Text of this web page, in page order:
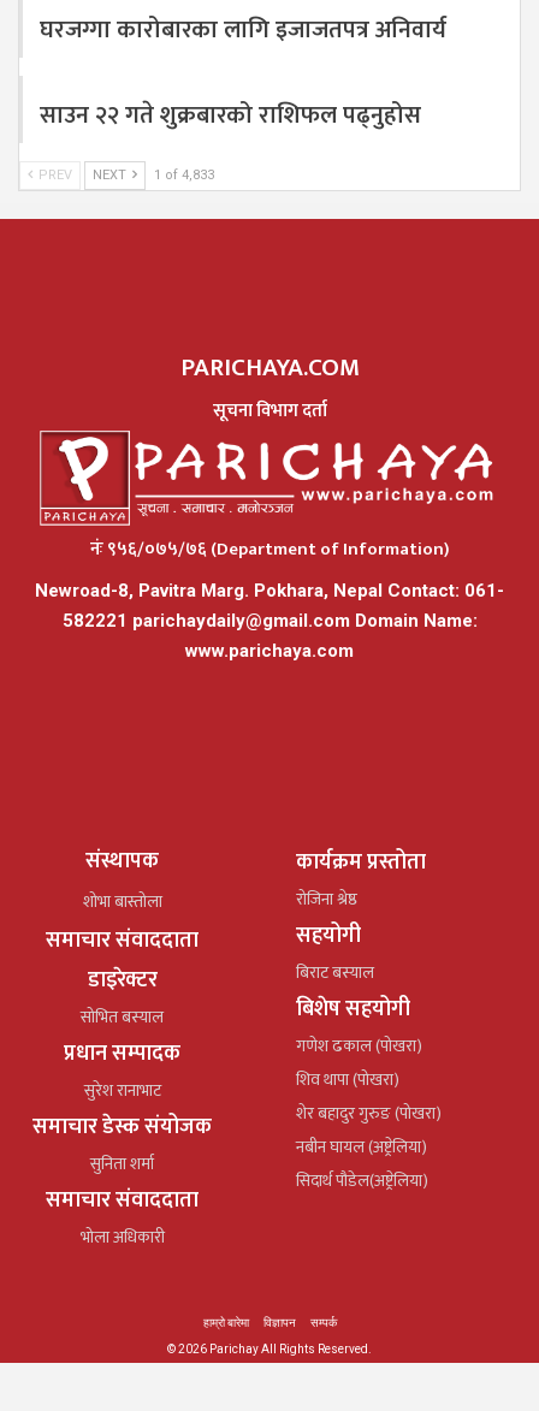
घरजग्गा कारोबारका लागि इजाजतपत्र अनिवार्य
साउन २२ गते शुक्रबारको राशिफल पढ्नुहोस
PREV NEXT 1 of 4,833
PARICHAYA.COM
सूचना विभाग दर्ता
नंः ९५६/०७५/७६ (Department of Information)
Newroad-8, Pavitra Marg. Pokhara, Nepal Contact: 061-
582221 parichaydaily@gmail.comDomain Name:
www.parichaya.com
संस्थापक
शोभा बास्तोला
समाचार संवाददाता
डाइरेक्टर
सोभित बस्याल
प्रधान सम्पादक
सुरेश रानाभाट
समाचार डेस्क संयोजक
सुनिता शर्मा
समाचार संवाददाता
भोला अधिकारी
कार्यक्रम प्रस्तोता
रोजिना श्रेष्ठ
सहयोगी
बिराट बस्याल
बिशेष सहयोगी
गणेश ढकाल (पोखरा)
शिव थापा (पोखरा)
शेर बहादुर गुरुङ (पोखरा)
नबीन घायल (अष्ट्रेलिया)
सिदार्थ पौडेल(अष्ट्रेलिया)
हाम्रो बारेमा विज्ञापन
सम्पर्क
© 2026 Parichay All Rights Reserved.